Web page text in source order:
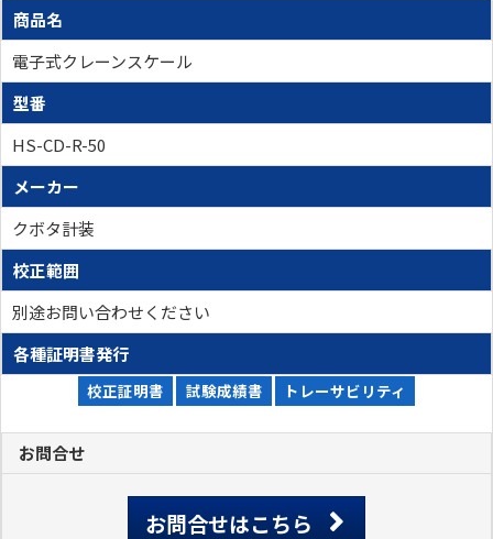
商品名
電子式クレーンスケール
型番
HS-CD-R-50
メーカー
クボタ計装
校正範囲
別途お問い合わせください
各種証明書発行
校正証明書 試験成績書 トレーサビリティ
お問合せ
お問合せはこちら